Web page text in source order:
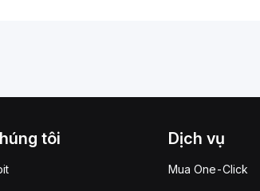
tôi Dịch vụ
Mua One-Click